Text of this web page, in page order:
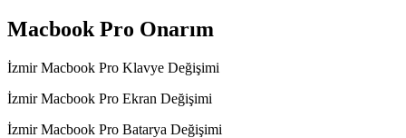
Macbook Pro Onarım
İzmir Macbook Pro Klavye Değişimi
İzmir Macbook Pro Ekran Değişimi
İzmir Macbook Pro Batarya Değişimi